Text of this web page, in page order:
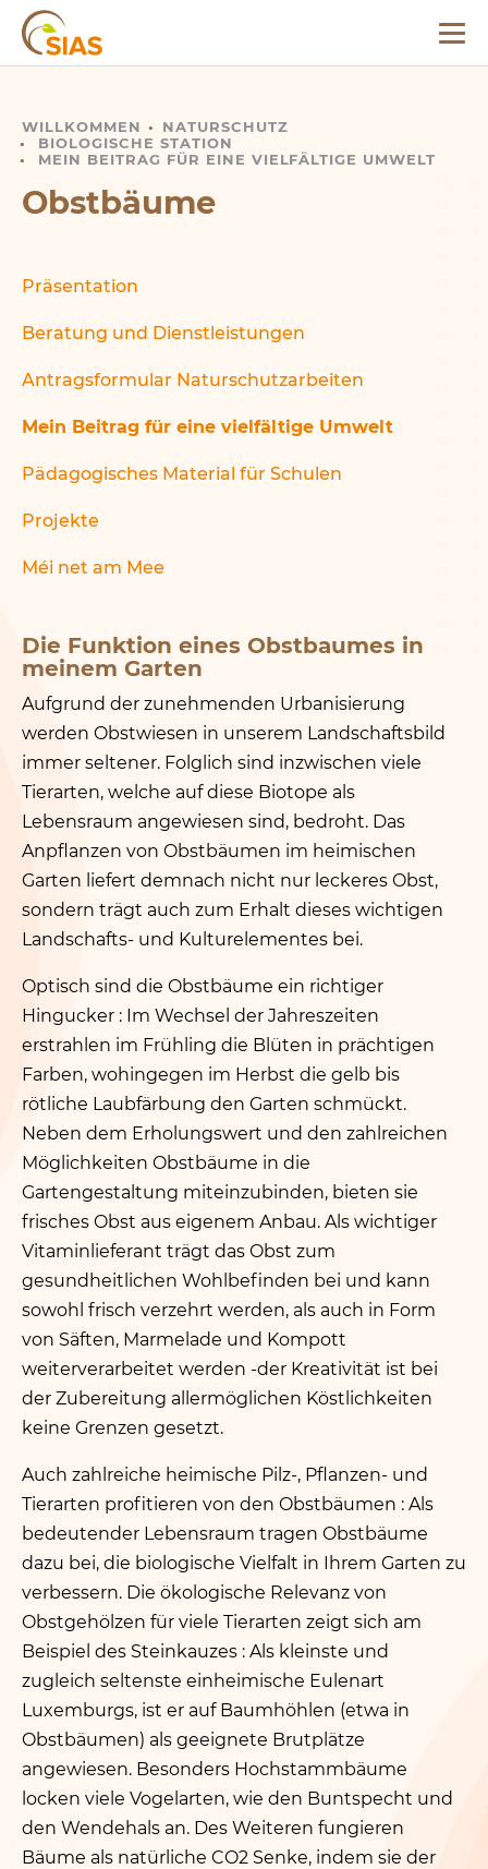
Menü
WILLKOMMEN
NATURSCHUTZ
BIOLOGISCHE STATION
MEIN BEITRAG FÜR EINE VIELFÄLTIGE UMWELT
OBSTBÄUME
Obstbäume
Präsentation
Beratung und Dienstleistungen
Antragsformular Naturschutzarbeiten
Mein Beitrag für eine vielfältige Umwelt
Pädagogisches Material für Schulen
Projekte
Méi net am Mee
Die Funktion eines Obstbaumes in
meinem Garten
Aufgrund der zunehmenden Urbanisierung
werden Obstwiesen in unserem Landschaftsbild
immer seltener. Folglich sind inzwischen viele
Tierarten, welche auf diese Biotope als
Lebensraum angewiesen sind, bedroht. Das
Anpflanzen von Obstbäumen im heimischen
Garten liefert demnach nicht nur leckeres Obst,
sondern trägt auch zum Erhalt dieses wichtigen
Landschafts- und Kulturelementes bei.
Optisch sind die Obstbäume ein richtiger
Hingucker : Im Wechsel der Jahreszeiten
erstrahlen im Frühling die Blüten in prächtigen
Farben, wohingegen im Herbst die gelb bis
rötliche Laubfärbung den Garten schmückt.
Neben dem Erholungswert und den zahlreichen
Möglichkeiten Obstbäume in die
Gartengestaltung miteinzubinden, bieten sie
frisches Obst aus eigenem Anbau. Als wichtiger
Vitaminlieferant trägt das Obst zum
gesundheitlichen Wohlbefinden bei und kann
sowohl frisch verzehrt werden, als auch in Form
von Säften, Marmelade und Kompott
weiterverarbeitet werden ‑der Kreativität ist bei
der Zubereitung allermöglichen Köstlichkeiten
keine Grenzen gesetzt.
Auch zahlreiche heimische Pilz‑, Pflanzen- und
Tierarten profitieren von den Obstbäumen : Als
bedeutender Lebensraum tragen Obstbäume
dazu bei, die biologische Vielfalt in Ihrem Garten zu
verbessern. Die ökologische Relevanz von
Obstgehölzen für viele Tierarten zeigt sich am
Beispiel des Steinkauzes : Als kleinste und
zugleich seltenste einheimische Eulenart
Luxemburgs, ist er auf Baumhöhlen (etwa in
Obstbäumen) als geeignete Brutplätze
angewiesen. Besonders Hochstammbäume
locken viele Vogelarten, wie den Buntspecht und
den Wendehals an. Des Weiteren fungieren
Bäume als natürliche CO2 Senke, indem sie der